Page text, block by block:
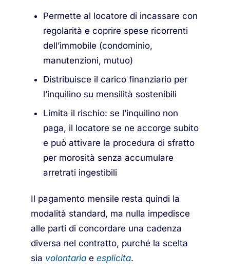
Permette al locatore di incassare con
regolarità e coprire spese ricorrenti
dell’immobile (condominio,
manutenzioni, mutuo)
Distribuisce il carico finanziario per
l’inquilino su mensilità sostenibili
Limita il rischio: se l’inquilino non
paga, il locatore se ne accorge subito
e può attivare la procedura di sfratto
per morosità senza accumulare
arretrati ingestibili
Il pagamento mensile resta quindi la
modalità standard, ma nulla impedisce
alle parti di concordare una cadenza
diversa nel contratto, purché la scelta
sia volontaria e esplicita.